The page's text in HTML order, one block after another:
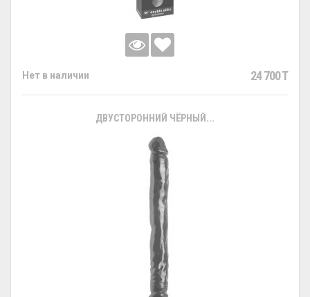
Нет в наличии 24 700 T
ДВУСТОРОННИЙ ЧЁРНЫЙ...